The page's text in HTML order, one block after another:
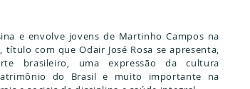
e envolve jovens de Martinho Campos na
com que Odair José Rosa se apresenta,
brasileiro, uma expressão da cultura
do Brasil e muito importante na